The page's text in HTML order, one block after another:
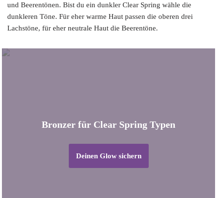
und Beerentönen. Bist du ein dunkler Clear Spring wähle die
dunkleren Töne. Für eher warme Haut passen die oberen drei
Lachstöne, für eher neutrale Haut die Beerentöne.
Bronzer für Clear Spring Typen
Deinen Glow sichern